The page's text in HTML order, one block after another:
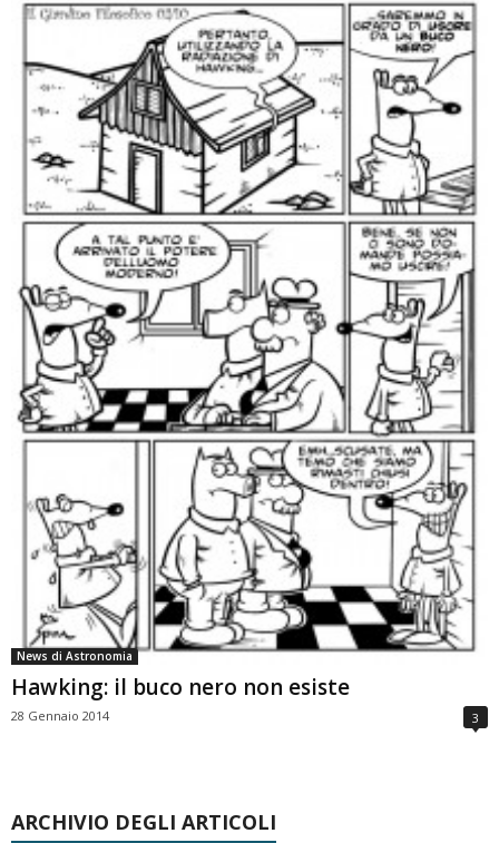
News di Astronomia
Hawking: il buco nero non esiste
28 Gennaio 2014 3
ARCHIVIO DEGLI ARTICOLI